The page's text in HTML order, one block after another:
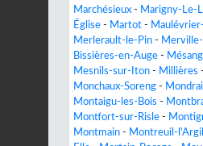
Marchésieux - Marigny-Le-
Église - Martot -
Merlerault-le-Pin -
Bissières-en-Auge -
Mesnils-sur-Iton - Millières -
Monchaux-Soreng -
Montaigu-les-Bois -
Montfort-sur-Risle -
Montmain - Montreuil-